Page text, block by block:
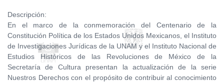
Descripción:
En el marco de la conmemoración del Centenario de la
Constitución Política de los Estados Unidos Mexicanos, el Instituto
de Investigaciones Jurídicas de la UNAM y el Instituto Nacional de
Estudios Históricos de las Revoluciones de México de la
Secretaría de Cultura presentan la actualización de la serie
Nuestros Derechos con el propósito de contribuir al conocimiento